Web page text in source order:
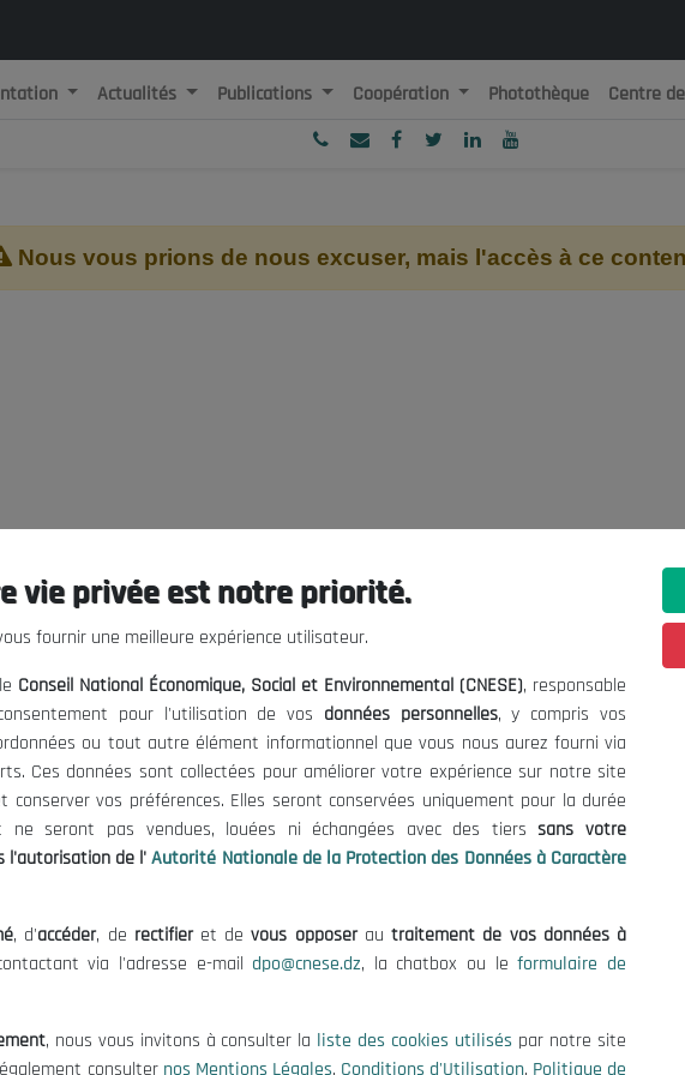
République Algérienne Démocratique et Populaire
Actualités Publications Coopération Photothèque Centre
Nous vous prions de nous excuser, mais l'accès à ce
Informations utiles
Mentions Légales
Conditions d'Utilisation
Politique de Protection des Données
Politique des Cookies
contact@cnese.dz
Suggestions ou Initiatives ?
Newsletter
Inscrivez-vous, soyez le premier à
nos dernières nouvelles.
Suivez-Nous!
© 2026 Conseil National Économique, Social et Environnemental
vie privée est notre priorité.
fournir une meilleure expérience utilisateur.
Conseil National Économique, Social et Environnemental (CNESE), responsable
pour l'utilisation de vos données personnelles, y compris vos
ou tout autre élément informationnel que vous nous aurez fourni via
Ces données sont collectées pour améliorer votre expérience sur notre site
conserver vos préférences. Elles seront conservées uniquement pour la durée
ne seront pas vendues, louées ni échangées avec des tierssans votre
l'autorisation de l' Autorité Nationale de la Protection des Données à Caractère
, d'accéder, de rectifieret devous opposerautraitement de vos données à
via l'adresse e-mail dpo@cnese.dz, la chatbox ou leformulaire de
, nous vous invitons à consulter la liste des cookies utilisés par notre site
consulter nos Mentions Légales, Conditions d'Utilisation, Politique de